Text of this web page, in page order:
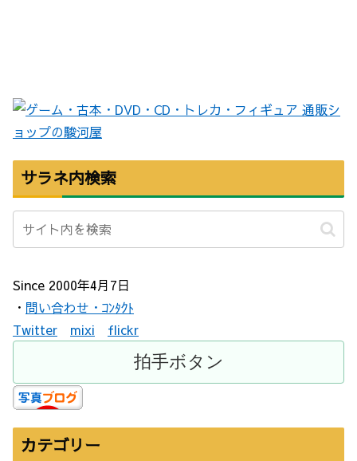
サラネ内検索
Since 2000年4月7日
・ 問い合わせ・ｺﾝﾀｸﾄ
Twitter
mixi flickr
カテゴリー